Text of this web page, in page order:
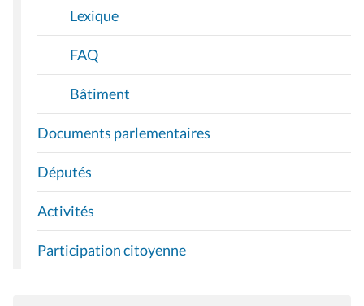
Lexique
FAQ
Bâtiment
Documents parlementaires
Députés
Activités
Participation citoyenne